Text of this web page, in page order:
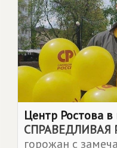
Центр Ростова в
СПРАВЕДЛИВАЯ
горожан с